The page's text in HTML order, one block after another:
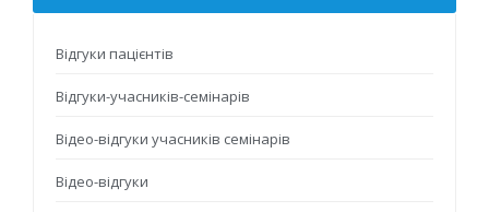
Відгуки пацієнтів
Відгуки-учасників-семінарів
Відео-відгуки учасників семінарів
Відео-відгуки